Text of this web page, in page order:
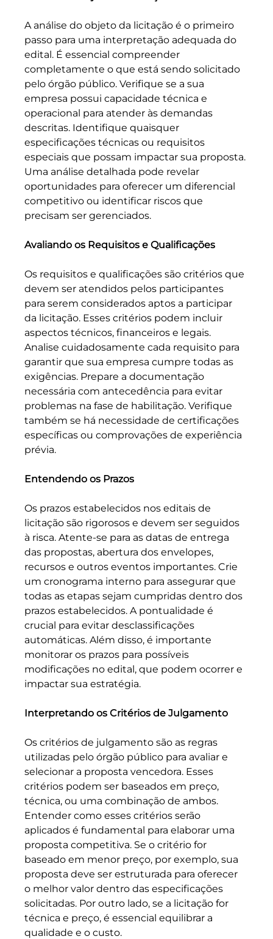
A análise do objeto da licitação é o primeiro
passo para uma interpretação adequada do
edital. É essencial compreender
completamente o que está sendo solicitado
pelo órgão público. Verifique se a sua
empresa possui capacidade técnica e
operacional para atender às demandas
descritas. Identifique quaisquer
especificações técnicas ou requisitos
especiais que possam impactar sua proposta.
Uma análise detalhada pode revelar
oportunidades para oferecer um diferencial
competitivo ou identificar riscos que
precisam ser gerenciados.
Avaliando os Requisitos e Qualificações
Os requisitos e qualificações são critérios que
devem ser atendidos pelos participantes
para serem considerados aptos a participar
da licitação. Esses critérios podem incluir
aspectos técnicos, financeiros e legais.
Analise cuidadosamente cada requisito para
garantir que sua empresa cumpre todas as
exigências. Prepare a documentação
necessária com antecedência para evitar
problemas na fase de habilitação. Verifique
também se há necessidade de certificações
específicas ou comprovações de experiência
prévia.
Entendendo os Prazos
Os prazos estabelecidos nos editais de
licitação são rigorosos e devem ser seguidos
à risca. Atente-se para as datas de entrega
das propostas, abertura dos envelopes,
recursos e outros eventos importantes. Crie
um cronograma interno para assegurar que
todas as etapas sejam cumpridas dentro dos
prazos estabelecidos. A pontualidade é
crucial para evitar desclassificações
automáticas. Além disso, é importante
monitorar os prazos para possíveis
modificações no edital, que podem ocorrer e
impactar sua estratégia.
Interpretando os Critérios de Julgamento
Os critérios de julgamento são as regras
utilizadas pelo órgão público para avaliar e
selecionar a proposta vencedora. Esses
critérios podem ser baseados em preço,
técnica, ou uma combinação de ambos.
Entender como esses critérios serão
aplicados é fundamental para elaborar uma
proposta competitiva. Se o critério for
baseado em menor preço, por exemplo, sua
proposta deve ser estruturada para oferecer
o melhor valor dentro das especificações
solicitadas. Por outro lado, se a licitação for
técnica e preço, é essencial equilibrar a
qualidade e o custo.